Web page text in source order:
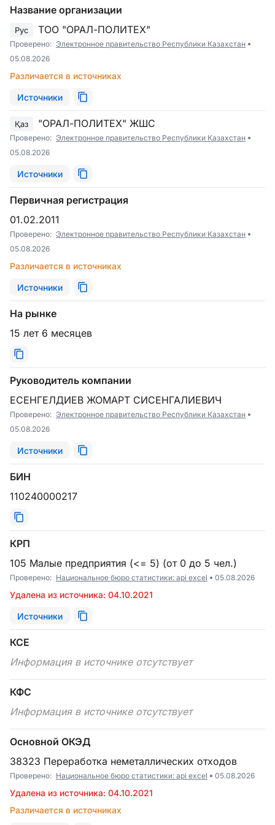
Название организации
Рус ТОО "ОРАЛ-ПОЛИТЕХ"
Проверено: Электронное правительство Республики Казахстан
05.08.2026
Различается в источниках
Источники
Қаз "ОРАЛ-ПОЛИТЕХ" ЖШС
Проверено: Электронное правительство Республики Казахстан
05.08.2026
Источники
Первичная регистрация
01.02.2011
Проверено: Электронное правительство Республики Казахстан
05.08.2026
Различается в источниках
Источники
На рынке
15 лет 6 месяцев
Руководитель компании
ЕСЕНГЕЛДИЕВ ЖОМАРТ СИСЕНГАЛИЕВИЧ
Проверено: Электронное правительство Республики Казахстан
05.08.2026
Источники
БИН
110240000217
КРП
105 Малые предприятия (<= 5) (от 0 до 5 чел.)
Проверено: Национальное бюро статистики: api excel 05.08.2026
Удалена из источника: 04.10.2021
Источники
КСЕ
Информация в источнике отсутствует
КФС
Информация в источнике отсутствует
Основной ОКЭД
38323 Переработка неметаллических отходов
Проверено: Национальное бюро статистики: api excel 05.08.2026
Удалена из источника: 04.10.2021
Различается в источниках